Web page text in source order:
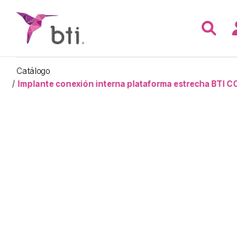
BTI - Human Tecnology
Catálogo
Implante conexión interna plataforma estrecha BTI